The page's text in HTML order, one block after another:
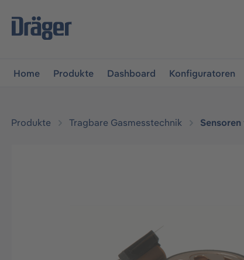
springen
Home Produkte Dashboard Konfiguratoren
Produkte Tragbare Gasmesstechnik